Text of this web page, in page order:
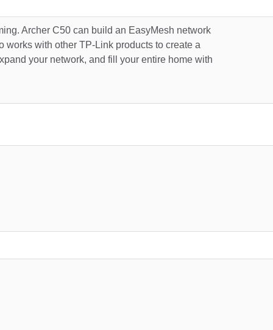
Archer C50 can build an EasyMesh network
works with other TP-Link products to create a
your network, and fill your entire home with